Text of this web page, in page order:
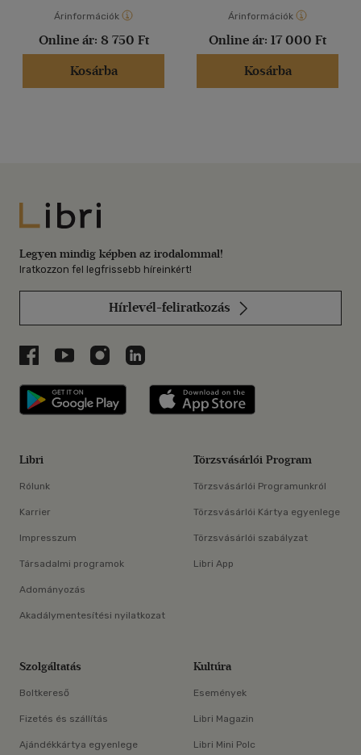
Árinformációk
Online ár: 8 750 Ft
Kosárba
Árinformációk
Online ár: 17 000 Ft
Kosárba
Libri
Legyen mindig képben az irodalommal!
Iratkozzon fel legfrissebb híreinkért!
Hírlevél-feliratkozás
Libri a Facebookon
Libri a Youtube-on
Libri az Instagramon
Libri a LinkedInen
Libri applikáció Szerezd meg: Google
Libri
Rólunk
Karrier
Impresszum
Társadalmi programok
Adományozás
Akadálymentesítési nyilatkozat
Törzsvásárlói Program
Törzsvásárlói Programunkról
Törzsvásárlói Kártya egyenlege
Törzsvásárlói szabályzat
Libri App
Szolgáltatás
Boltkereső
Fizetés és szállítás
Ajándékkártya egyenlege
Kultúra
Események
Libri Magazin
Libri Mini Polc